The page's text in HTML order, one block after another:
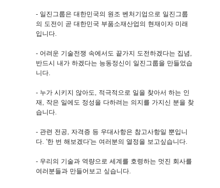
- 일진그룹은 대한민국의 원조 벤처기업으로 일진그룹
의 도전이 곧 대한민국 부품소재산업의 현재이자 미래
입니다.
- 어려운 기술전쟁 속에서도 끝가지 도전하겠다는 집념,
반드시 내가 하겠다는 능동정신이 일진그룹을 만들었습
니다.
- 누가 시키지 않아도, 적극적으로 일을 찾아서 하는 인
재, 작은 일에도 정성을 다하려는 의지를 가지신 분을 찾
습니다.
- 관련 전공, 자격증 등 우대사항은 참고사항일 뿐입니
다. '한 번 해보겠다'는 여러분의 열정을 보고싶습니다.
- 우리의 기술과 역량으로 세계를 호령하는 멋진 회사를
여러분들과 만들어보고 싶습니다.